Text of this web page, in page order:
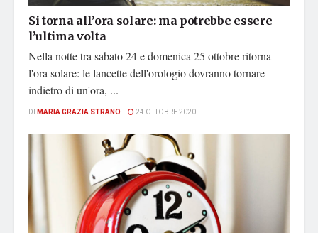
Si torna all’ora solare: ma potrebbe essere
l’ultima volta
Nella notte tra sabato 24 e domenica 25 ottobre ritorna
l'ora solare: le lancette dell'orologio dovranno tornare
indietro di un'ora, ...
DI MARIA GRAZIA STRANO 24 OTTOBRE 2020